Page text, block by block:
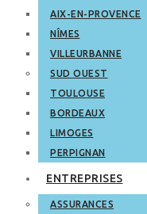
AIX-EN-PROVENCE
NÎMES
VILLEURBANNE
SUD OUEST
TOULOUSE
BORDEAUX
LIMOGES
PERPIGNAN
ENTREPRISES
ASSURANCES